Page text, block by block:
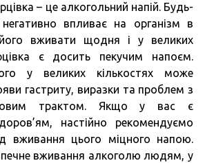
– це алкогольний напій. Будь-
впливає на організм в
вживати щодня і у великих
є досить пекучим напоєм.
у великих кількостях може
гастриту, виразки та проблем з
трактом. Якщо у вас є
настійно рекомендуємо
вживання цього міцного напою.
вживання алкоголю людям, у